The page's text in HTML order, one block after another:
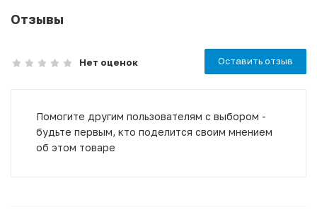
Отзывы
Нет оценок Оставить отзыв
Помогите другим пользователям с выбором -
будьте первым, кто поделится своим мнением
об этом товаре